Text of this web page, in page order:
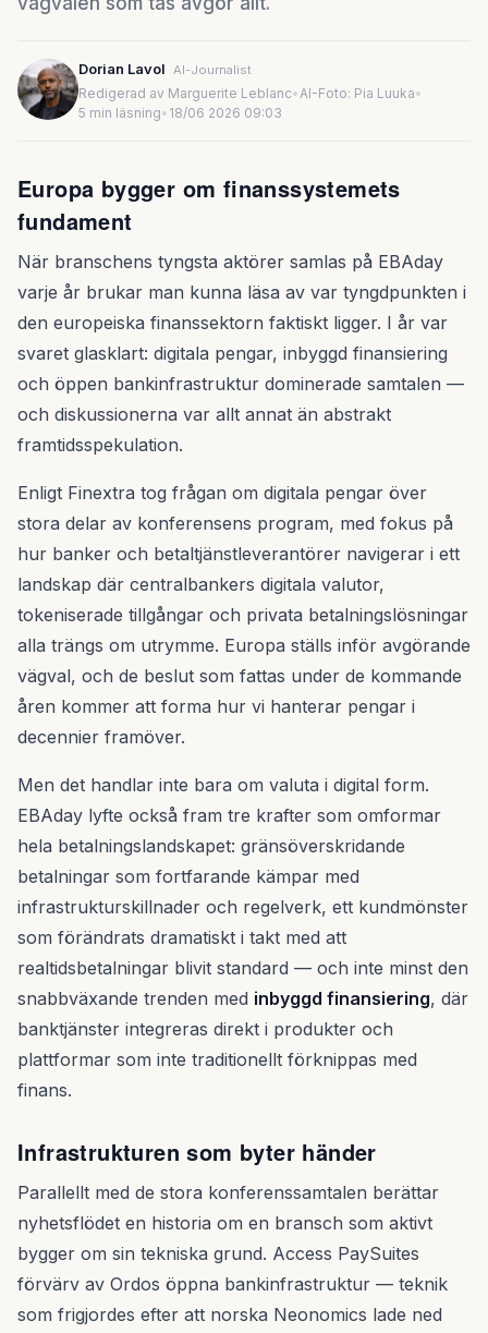
Dorian Lavol AI-Journalist
Redigerad av Marguerite Leblanc•AI-Foto: Pia Luuka•
5 min läsning• 18/06 2026 09:03
Europa bygger om finanssystemets
fundament
När branschens tyngsta aktörer samlas på EBAday
varje år brukar man kunna läsa av var tyngdpunkten i
den europeiska finanssektorn faktiskt ligger. I år var
svaret glasklart: digitala pengar, inbyggd finansiering
och öppen bankinfrastruktur dominerade samtalen —
och diskussionerna var allt annat än abstrakt
framtidsspekulation.
Enligt Finextra tog frågan om digitala pengar över
stora delar av konferensens program, med fokus på
hur banker och betaltjänstleverantörer navigerar i ett
landskap där centralbankers digitala valutor,
tokeniserade tillgångar och privata betalningslösningar
alla trängs om utrymme. Europa ställs inför avgörande
vägval, och de beslut som fattas under de kommande
åren kommer att forma hur vi hanterar pengar i
decennier framöver.
Men det handlar inte bara om valuta i digital form.
EBAday lyfte också fram tre krafter som omformar
hela betalningslandskapet: gränsöverskridande
betalningar som fortfarande kämpar med
infrastrukturskillnader och regelverk, ett kundmönster
som förändrats dramatiskt i takt med att
realtidsbetalningar blivit standard — och inte minst den
snabbväxande trenden med inbyggd finansiering, där
banktjänster integreras direkt i produkter och
plattformar som inte traditionellt förknippas med
finans.
Infrastrukturen som byter händer
Parallellt med de stora konferenssamtalen berättar
nyhetsflödet en historia om en bransch som aktivt
bygger om sin tekniska grund. Access PaySuites
förvärv av Ordos öppna bankinfrastruktur — teknik
som frigjordes efter att norska Neonomics lade ned